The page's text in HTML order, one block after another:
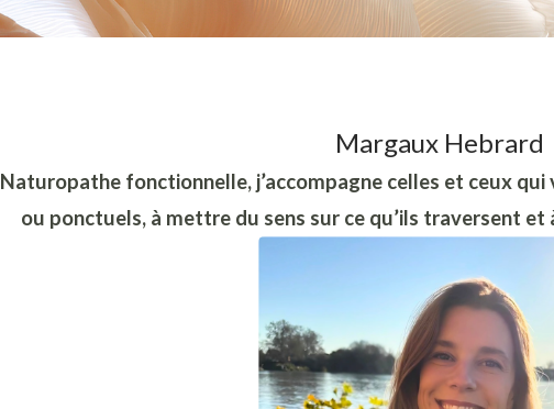
Margaux Hebrard
Naturopathe fonctionnelle, j’accompagne celles et ceux
ou ponctuels, à mettre du sens sur ce qu’ils traversent